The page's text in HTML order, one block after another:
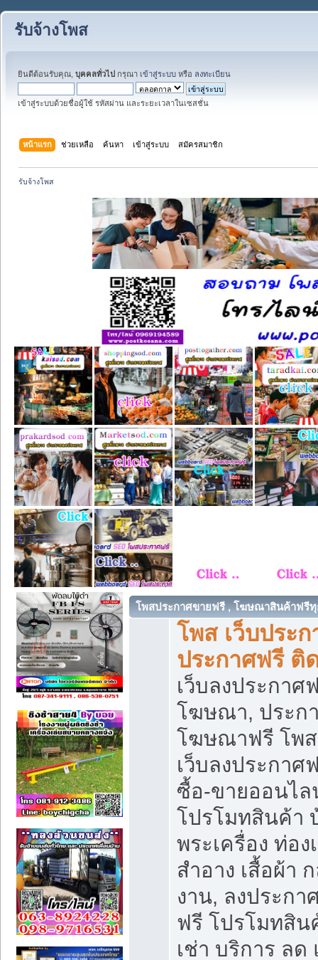
รับจ้างโพส
ยินดีต้อนรับคุณ, บุคคลทั่วไป กรุณา เข้าสู่ระบบ หรือ ลงทะเบียน
เข้าสู่ระบบด้วยชื่อผู้ใช้ รหัสผ่าน และระยะเวลาในเซสชั่น
หน้าแรก ช่วยเหลือ ค้นหา เข้าสู่ระบบ สมัครสมาชิก
รับจ้างโพส
โพสประกาศขายฟรี , โฆษณาสินค้าฟรี
โพส เว็บประก
ประกาศฟรี ติ
เว็บลงประกา
โฆษณา, ประก
โฆษณาฟรี โพส
เว็บลงประกา
ซื้อ-ขายออนไล
โปรโมทสินค้า
พระเครื่อง ท่อง
สำอาง เสื้อผ้า
งาน, ลงประก
ฟรี โปรโมทสิ
เช่า บริการ ลด